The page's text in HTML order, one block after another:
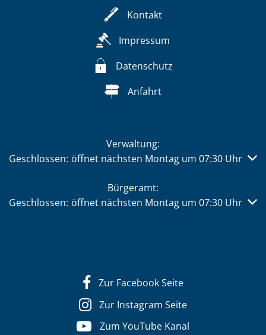
Kontakt
Impressum
Datenschutz
Anfahrt
Verwaltung:
Klicken, um weitere Öffnungs- oder Schließzeiten
Geschlossen: öffnet nächsten Montag um 07:30 Uhr
Bürgeramt:
Klicken, um weitere Öffnungs- oder Schließzeiten
Geschlossen: öffnet nächsten Montag um 07:30 Uhr
Zur Facebook Seite
Zur Instagram Seite
Zum YouTube Kanal